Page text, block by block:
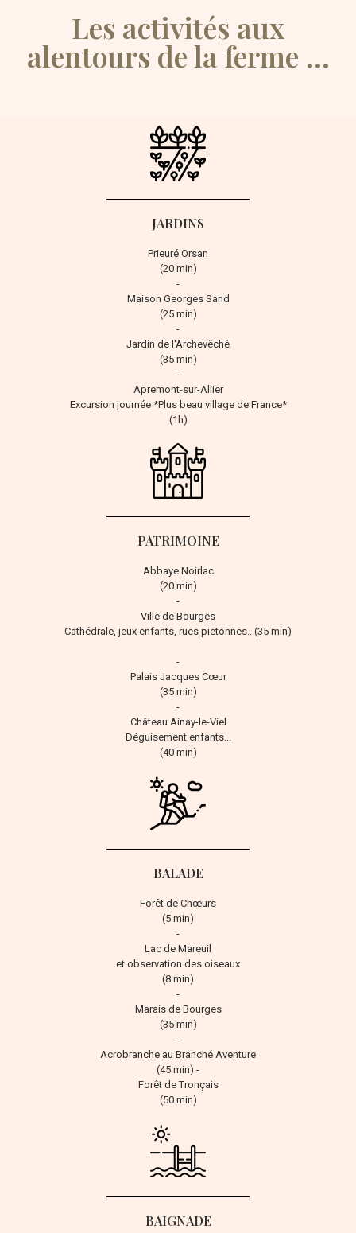
Les activités aux
alentours de la ferme ...
JARDINS
Prieuré Orsan
(20 min)
-
Maison Georges Sand
(25 min)
-
Jardin de l'Archevêché
(35 min)
-
Apremont-sur-Allier
Excursion journée *Plus beau village de France*
(1h)
PATRIMOINE
Abbaye Noirlac
(20 min)
-
Ville de Bourges
Cathédrale, jeux enfants, rues pietonnes...(35 min)
-
Palais Jacques Cœur
(35 min)
-
Château Ainay-le-Viel
Déguisement enfants...
(40 min)
BALADE
Forêt de Chœurs
(5 min)
-
Lac de Mareuil
et observation des oiseaux
(8 min)
-
Marais de Bourges
(35 min)
-
Acrobranche au Branché Aventure
(45 min) -
Forêt de Tronçais
(50 min)
BAIGNADE